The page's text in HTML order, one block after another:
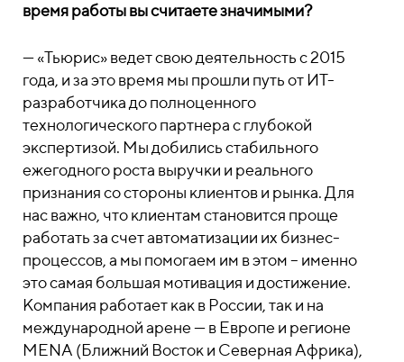
время работы вы считаете значимыми?
— «Тьюрис» ведет свою деятельность с 2015
года, и за это время мы прошли путь от ИТ-
разработчика до полноценного
технологического партнера с глубокой
экспертизой. Мы добились стабильного
ежегодного роста выручки и реального
признания со стороны клиентов и рынка. Для
нас важно, что клиентам становится проще
работать за счет автоматизации их бизнес-
процессов, а мы помогаем им в этом – именно
это самая большая мотивация и достижение.
Компания работает как в России, так и на
международной арене — в Европе и регионе
MENA (Ближний Восток и Северная Африка),